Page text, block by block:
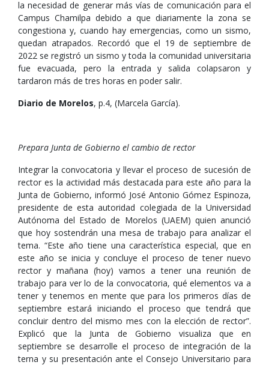
la necesidad de generar más vías de comunicación para el
Campus Chamilpa debido a que diariamente la zona se
congestiona y, cuando hay emergencias, como un sismo,
quedan atrapados. Recordó que el 19 de septiembre de
2022 se registró un sismo y toda la comunidad universitaria
fue evacuada, pero la entrada y salida colapsaron y
tardaron más de tres horas en poder salir.
Diario de Morelos, p.4, (Marcela García).
Prepara Junta de Gobierno el cambio de rector
Integrar la convocatoria y llevar el proceso de sucesión de
rector es la actividad más destacada para este año para la
Junta de Gobierno, informó José Antonio Gómez Espinoza,
presidente de esta autoridad colegiada de la Universidad
Autónoma del Estado de Morelos (UAEM) quien anunció
que hoy sostendrán una mesa de trabajo para analizar el
tema. “Este año tiene una característica especial, que en
este año se inicia y concluye el proceso de tener nuevo
rector y mañana (hoy) vamos a tener una reunión de
trabajo para ver lo de la convocatoria, qué elementos va a
tener y tenemos en mente que para los primeros días de
septiembre estará iniciando el proceso que tendrá que
concluir dentro del mismo mes con la elección de rector”.
Explicó que la Junta de Gobierno visualiza que en
septiembre se desarrolle el proceso de integración de la
terna y su presentación ante el Consejo Universitario para